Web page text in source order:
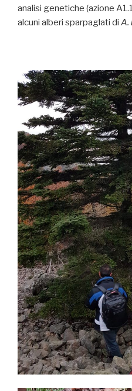
analisi genetiche (azione
alcuni alberi sparpaglati di A.